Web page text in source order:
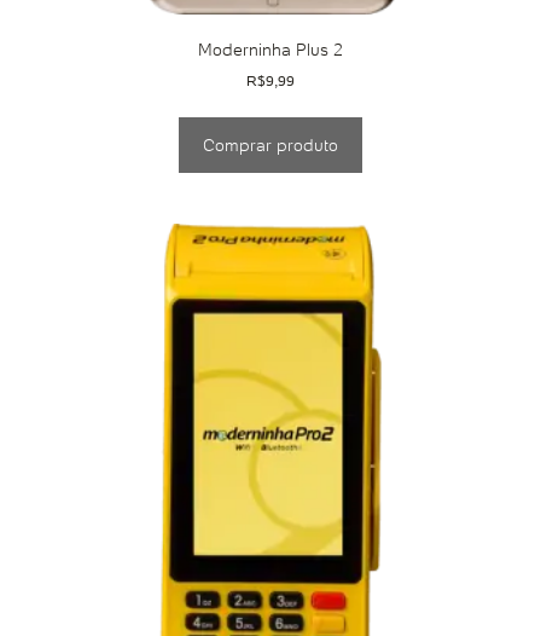
Moderninha Plus 2
R$9,99
Comprar produto